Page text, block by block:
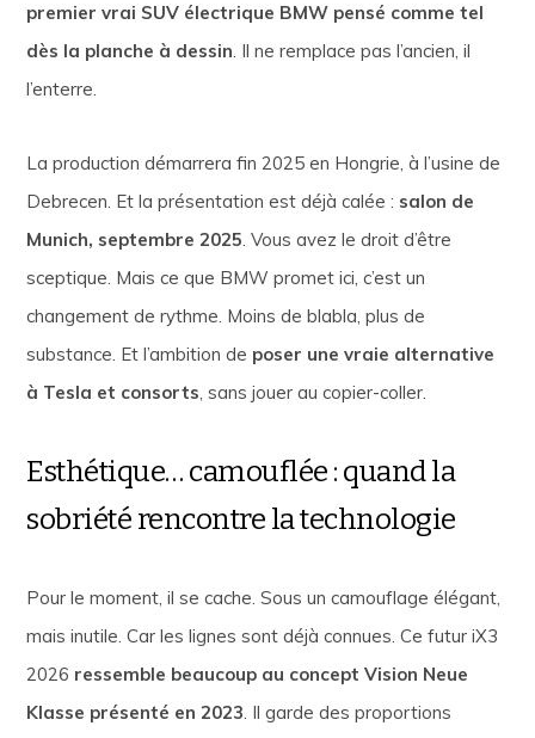
premier vrai SUV électrique BMW pensé comme tel
dès la planche à dessin. Il ne remplace pas l’ancien, il
l’enterre.
La production démarrera fin 2025 en Hongrie, à l’usine de
Debrecen. Et la présentation est déjà calée : salon de
Munich, septembre 2025. Vous avez le droit d’être
sceptique. Mais ce que BMW promet ici, c’est un
changement de rythme. Moins de blabla, plus de
substance. Et l’ambition de poser une vraie alternative
à Tesla et consorts, sans jouer au copier-coller.
Esthétique… camouflée : quand la
sobriété rencontre la technologie
Pour le moment, il se cache. Sous un camouflage élégant,
mais inutile. Car les lignes sont déjà connues. Ce futur iX3
2026 ressemble beaucoup au concept Vision Neue
Klasse présenté en 2023. Il garde des proportions